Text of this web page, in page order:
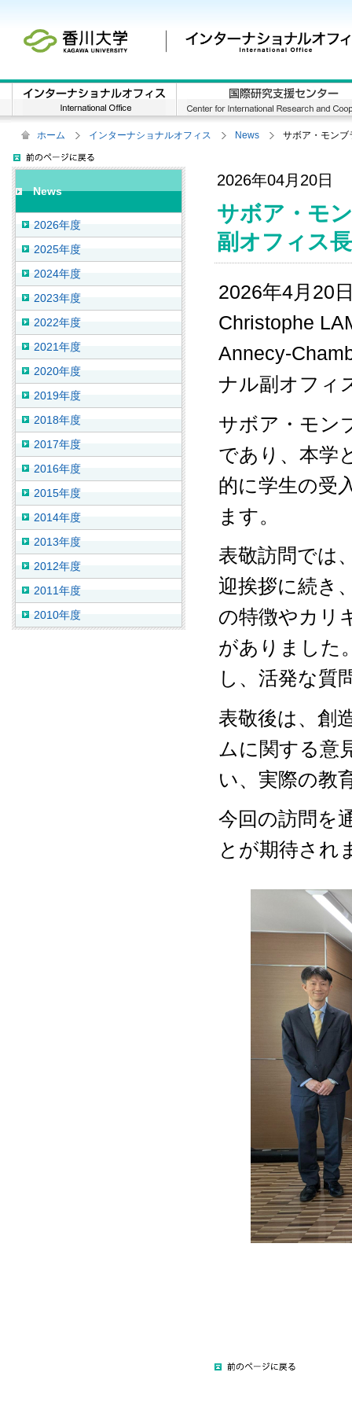
ホーム インターナショナルオフィス News サボア・モンブ
2026年04月20日
サボア・モ
副オフィス
2026年4月20
Christophe
ナル副オフィ
サボア・モン
であり、本学
的に学生の受
ます。
表敬訪問では
迎挨拶に続き
の特徴やカリ
がありました
し、活発な質
表敬後は、創
ムに関する意
い、実際の教
今回の訪問を
とが期待され
News
2026年度
2025年度
2024年度
2023年度
2022年度
2021年度
2020年度
2019年度
2018年度
2017年度
2016年度
2015年度
2014年度
2013年度
2012年度
2011年度
2010年度